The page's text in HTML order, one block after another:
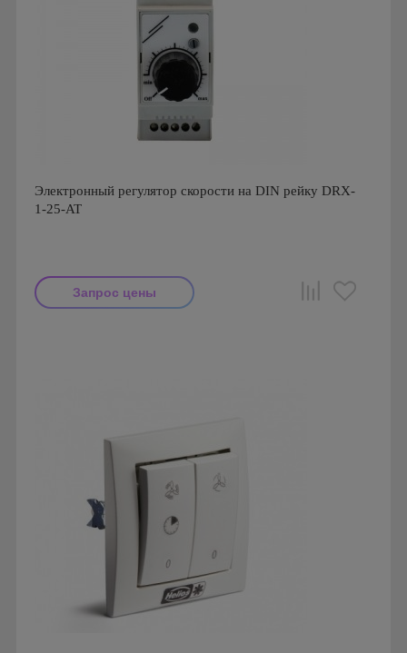
Электронный регулятор скорости на DIN рейку DRX-
1-25-AT
Запрос цены